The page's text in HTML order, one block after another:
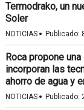
Termodrako, un
Soler
NOTICIAS · Publicado:
Roca propone
incorporan las
ahorro de agua y
NOTICIAS · Publicado: